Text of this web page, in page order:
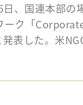
、国連本部の
ーク「
表した。米